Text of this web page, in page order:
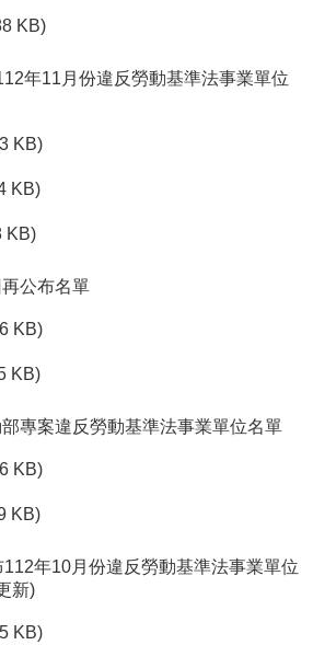
KB)
年11月份違反勞動基準法事業單位
KB)
KB)
KB)
公布名單
KB)
KB)
專案違反勞動基準法事業單位名單
KB)
KB)
年10月份違反勞動基準法事業單位
新)
KB)